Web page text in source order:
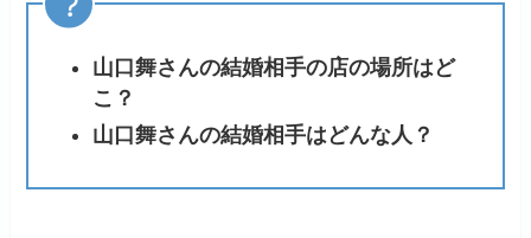
山口舞さんの結婚相手の店の場所はど
こ？
山口舞さんの結婚相手はどんな人？